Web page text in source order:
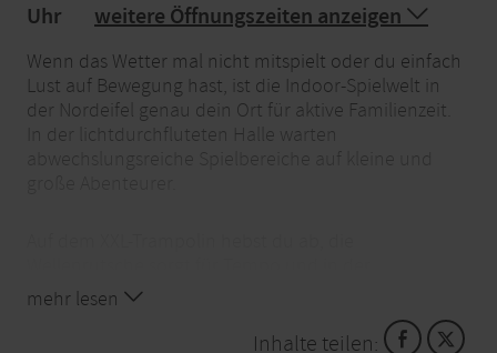
Uhr
weitere Öffnungszeiten anzeigen
Wenn das Wetter mal nicht mitspielt oder du einfach
Lust auf Bewegung hast, ist die Indoor-Spielwelt in
der Nordeifel genau dein Ort für aktive Familienzeit.
In der lichtdurchfluteten Halle warten
Hüpfburgenwelt geht es hoch hinaus. Mutige testen
sich am Kletter-Vulkan oder im Ninja-Parcours,
während in der Soccer Arena gekickt wird. Ein großer
mehr lesen
Inhalte teilen: